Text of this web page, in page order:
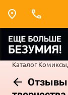
Каталог
Отзывы